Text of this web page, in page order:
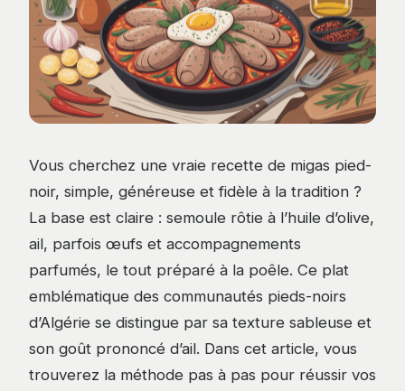
Vous cherchez une vraie recette de migas pied-
noir, simple, généreuse et fidèle à la tradition ?
La base est claire : semoule rôtie à l’huile d’olive,
ail, parfois œufs et accompagnements
parfumés, le tout préparé à la poêle. Ce plat
emblématique des communautés pieds-noirs
d’Algérie se distingue par sa texture sableuse et
son goût prononcé d’ail. Dans cet article, vous
trouverez la méthode pas à pas pour réussir vos